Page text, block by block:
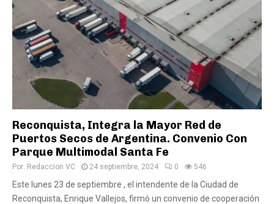
Reconquista, Integra la Mayor Red de
Puertos Secos de Argentina. Convenio Con
Parque Multimodal Santa Fe
Por: Redaccion VC 24 septiembre, 2024 0 546
Este lunes 23 de septiembre , el intendente de la Ciudad de
Reconquista, Enrique Vallejos, firmó un convenio de cooperación